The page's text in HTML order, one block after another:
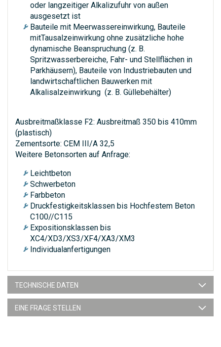
oder langzeitiger Alkalizufuhr von außen
ausgesetzt ist
Bauteile mit Meerwassereinwirkung, Bauteile
mitTausalzeinwirkung ohne zusätzliche hohe
dynamische Beanspruchung (z. B.
Spritzwasserbereiche, Fahr- und Stellflächen in
Parkhäusern), Bauteile von Industriebauten und
landwirtschaftlichen Bauwerken mit
Alkalisalzeinwirkung (z. B. Güllebehälter)
Ausbreitmaßklasse F2: Ausbreitmaß 350 bis 410mm
(plastisch)
Zementsorte: CEM III/A 32,5
Weitere Betonsorten auf Anfrage:
Leichtbeton
Schwerbeton
Farbbeton
Druckfestigkeitsklassen bis Hochfestem Beton
C100//C115
Expositionsklassen bis
XC4/XD3/XS3/XF4/XA3/XM3
Individualanfertigungen
TECHNISCHE DATEN
EINE FRAGE STELLEN